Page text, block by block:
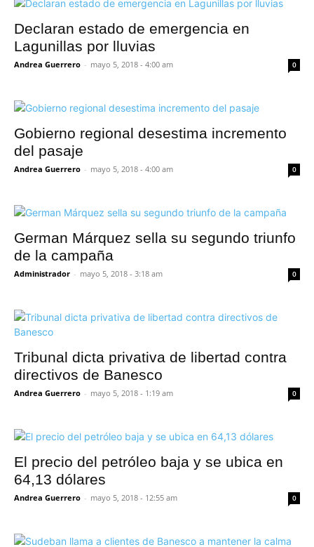
Declaran estado de emergencia en
Lagunillas por lluvias
Andrea Guerrero - mayo 5, 2018 - 4:00 am 0
Gobierno regional desestima incremento
del pasaje
Andrea Guerrero - mayo 5, 2018 - 4:00 am 0
German Márquez sella su segundo triunfo
de la campaña
Administrador - mayo 5, 2018 - 3:18 am 0
Tribunal dicta privativa de libertad contra
directivos de Banesco
Andrea Guerrero - mayo 5, 2018 - 1:19 am 0
El precio del petróleo baja y se ubica en
64,13 dólares
Andrea Guerrero - mayo 5, 2018 - 12:55 am 0